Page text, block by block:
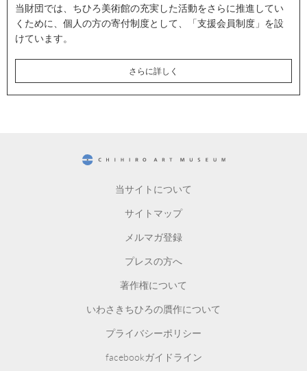
当財団では、ちひろ美術館の充実した活動をさらに推進してい
くために、個人の方の寄付制度として、「支援会員制度」を設
けています。
さらに詳しく
当サイトについて
サイトマップ
メルマガ登録
プレスの方へ
著作権について
いわさきちひろの贋作について
プライバシーポリシー
facebookガイドライン